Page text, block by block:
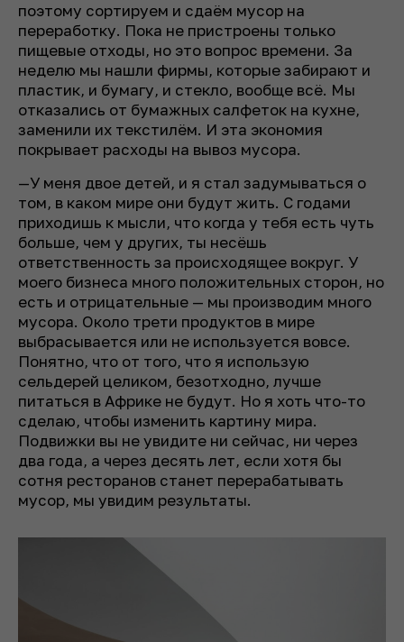
поэтому сортируем и сдаё­м мусор на
переработку. Пока не пристроены только
пищевые отходы, но это вопрос времени. За
неделю мы нашли фирмы, которые забирают и
пластик, и бумагу, и стекло, вообще всё. Мы
отказались от бумажных салфеток на кухне,
заменили их текстилём. И эта экономия
покрывает расходы на вывоз мусора.
—У меня двое детей, и я стал задумываться о
том, в каком мире они будут жить. С годами
приходишь к мысли, что когда у тебя есть чуть
больше, чем у других, ты несёшь
ответственность за происходящее вокруг. У
моего бизнеса много положительных сторон, но
есть и отрицательные — мы производим много
мусора. Около трети продуктов в мире
выбрасывается или не используется вовсе.
Понятно, что от того, что я использую
сельдерей целиком, безотходно, лучше
питаться в Африке не будут. Но я хоть что-то
сделаю, чтобы изменить картину мира.
Подвижки вы не увидите ни сейчас, ни через
два года, а через десять лет, если хотя бы
сотня ресторанов станет перерабатывать
мусор, мы увидим результаты.